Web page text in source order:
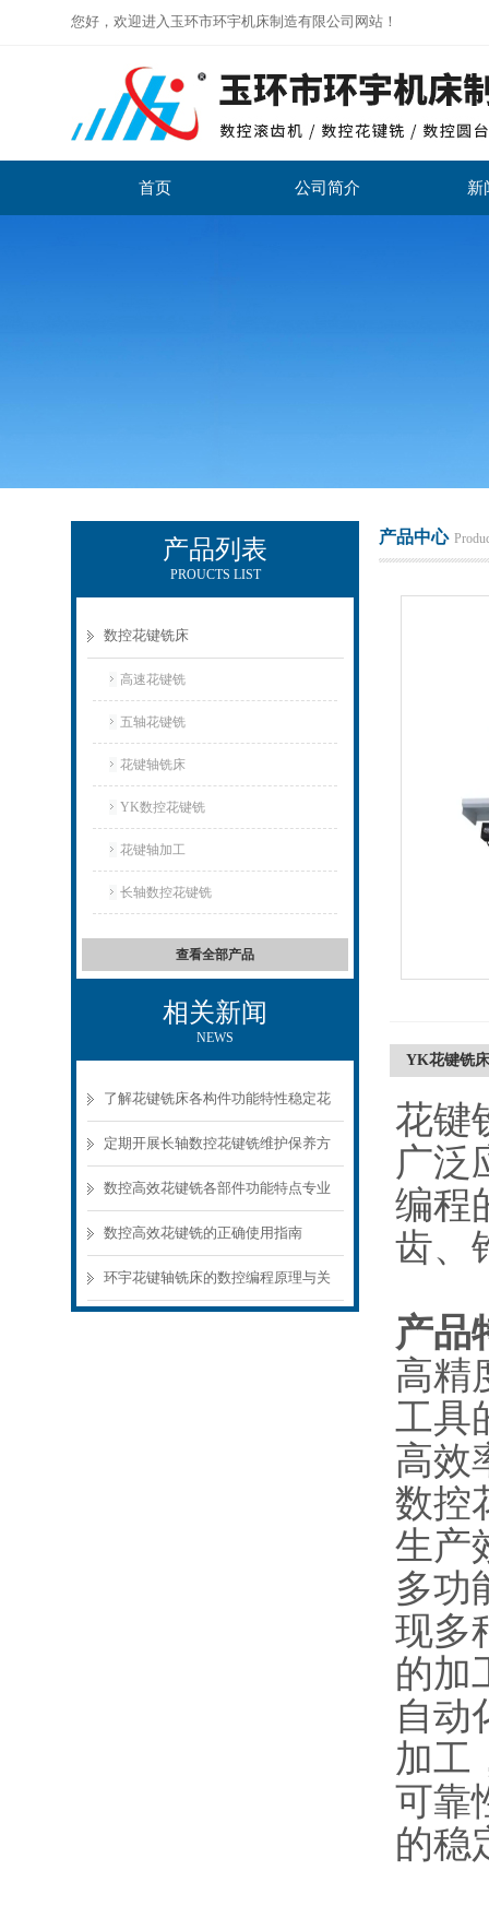
您好，欢迎进入玉环市环宇机床制造有限公司网站！
首页 公司简介 新
产品列表
PROUCTS LIST
数控花键铣床
高速花键铣
五轴花键铣
花键轴铣床
YK数控花键铣
花键轴加工
长轴数控花键铣
查看全部产品
相关新闻
NEWS
了解花键铣床各构件功能特性稳定花
键工件加工质量
定期开展长轴数控花键铣维护保养方
法的实施至关重要
数控高效花键铣各部件功能特点专业
解析与分享
数控高效花键铣的正确使用指南
环宇花键轴铣床的数控编程原理与关
产品中心
YK花键铣
花键
广泛
编程
齿、
产品
高精
工具
高效
数控
生产
多功
现多
的加
自动
加工
可靠
的稳